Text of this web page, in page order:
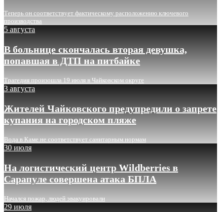
Теперь он соответствует фактическому расположению ключевого
производства
5 августа
В больнице скончалась вторая девушка,
попавшая в ДТП на питбайке
Трагедия произошла 19 июля в Чайковском округе
3 августа
Жителей Чайковского предупредили о запрете
купания на городском пляже
Вода в Каме не соответствует санитарным нормам
30 июля
На логистический центр Wildberries в
Сарапуле совершена атака БПЛА
Начался пожар, людей эвакуировали
29 июля